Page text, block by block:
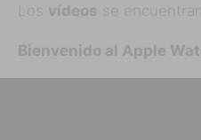
Los vídeos se
Bienvenido al Apple